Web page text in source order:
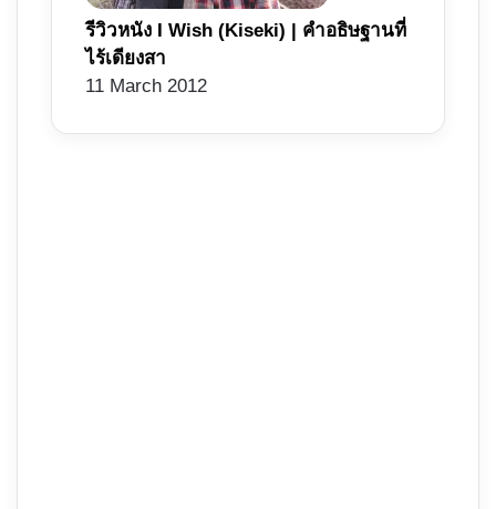
รีวิวหนัง I Wish (Kiseki) | คำอธิษฐานที่
ไร้เดียงสา
11 March 2012